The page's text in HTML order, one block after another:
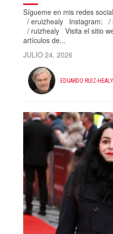
Sígueme en mis redes
/ eruizhealy Instagram: /
/ ruizhealy Visita el sitio
artículos de...
JULIO 24, 2026
EDUARDO RUIZ-HEALY